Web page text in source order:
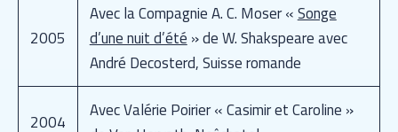
2005
Avec la Compagnie A. C. Moser «Songe
d’une nuit d’été » de W. Shakspeare avec
André Decosterd, Suisse romande
2004
Avec Valérie Poirier « Casimir et Caroline »